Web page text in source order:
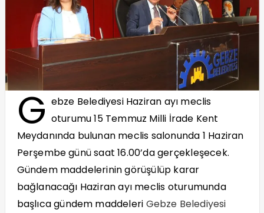
G ebze Belediyesi Haziran ayı meclis
oturumu 15 Temmuz Milli İrade Kent
Meydanında bulunan meclis salonunda 1 Haziran
Perşembe günü saat 16.00’da gerçekleşecek.
Gündem maddelerinin görüşülüp karar
bağlanacağı Haziran ayı meclis oturumunda
başlıca gündem maddeleri Gebze Belediyesi